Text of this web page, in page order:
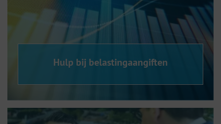
Hulp bij belastingaangiften